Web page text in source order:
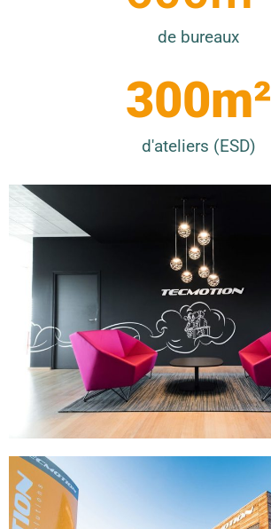
de bureaux
d'ateliers (ESD)
300m²